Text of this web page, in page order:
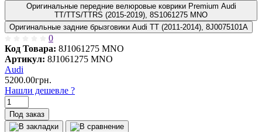
Оригинальные передние велюровые коврики Premium Audi
TT/TTS/TTRS (2015-2019), 8S1061275 MNO
Оригинальные задние брызговики Audi TT (2011-2014), 8J0075101A
0
Код Товара: 8J1061275 MNO
Артикул: 8J1061275 MNO
Audi
5200.00грн.
Нашли дешевле ?
Под заказ